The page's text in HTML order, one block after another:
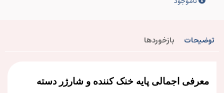
توضیحات بازخوردها
معرفی اجمالی پایه خنک کننده و شارژر دسته